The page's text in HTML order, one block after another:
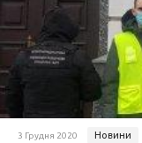
3 Грудня 2020 Новини